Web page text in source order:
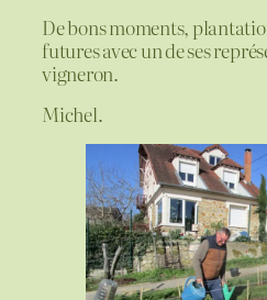
De bons moments,
futures avec un de ses
vigneron.
Michel.